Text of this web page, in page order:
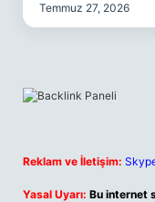
Temmuz 27, 2026
Reklam ve İletişim:
Yasal Uyarı: Bu internet